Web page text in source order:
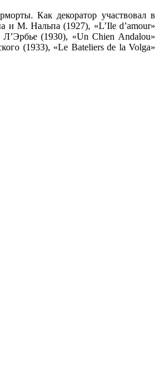
Как декоратор участвовал в
и М. Нальпа (1927), «L’Ile d’amour»
(1930), «Un Chien Andalou»
(1933), «Le Bateliers de la Volga»